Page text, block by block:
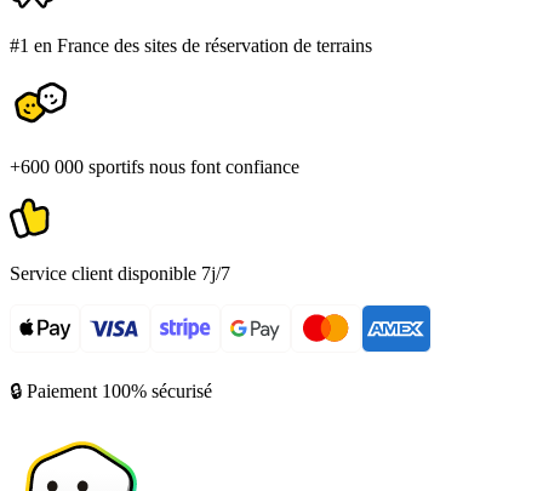
#1 en France des sites de réservation de terrains
+600 000 sportifs nous font confiance
Service client disponible 7j/7
🔒 Paiement 100% sécurisé